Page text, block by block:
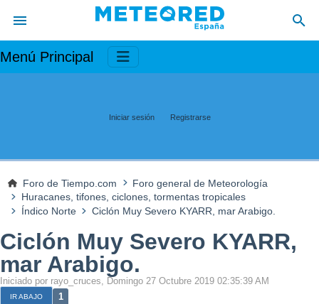
Menú Principal
Iniciar sesión Registrarse
Foro de Tiempo.com
Foro general de Meteorología
Huracanes, tifones, ciclones, tormentas tropicales
Índico Norte
Ciclón Muy Severo KYARR, mar Arabigo.
Ciclón Muy Severo KYARR,
mar Arabigo.
Iniciado por rayo_cruces, Domingo 27 Octubre 2019 02:35:39 AM
IR ABAJO 1